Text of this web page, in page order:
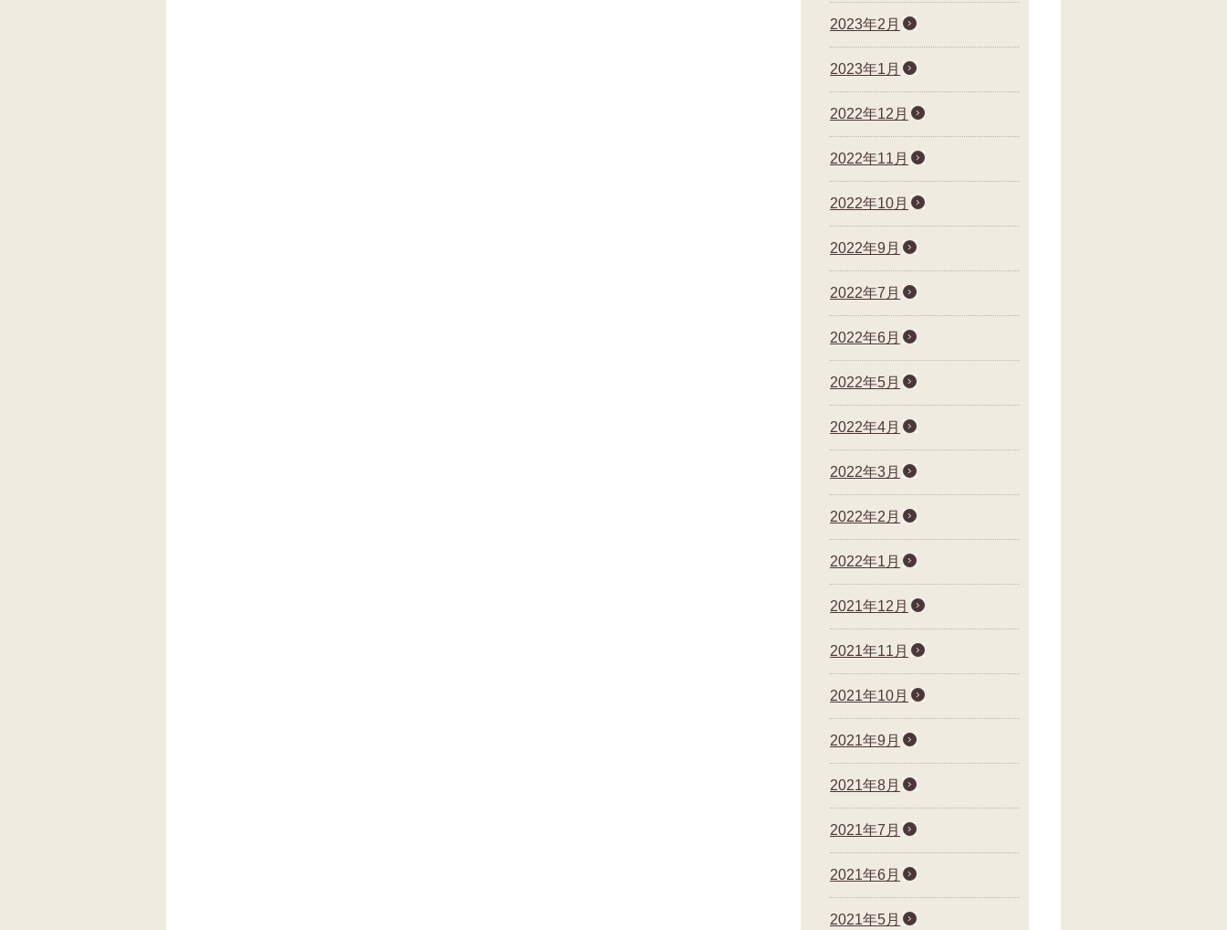
2023年2月
2023年1月
2022年12月
2022年11月
2022年10月
2022年9月
2022年7月
2022年6月
2022年5月
2022年4月
2022年3月
2022年2月
2022年1月
2021年12月
2021年11月
2021年10月
2021年9月
2021年8月
2021年7月
2021年6月
2021年5月